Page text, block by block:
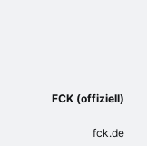
FCK (offiziell)
fck.de